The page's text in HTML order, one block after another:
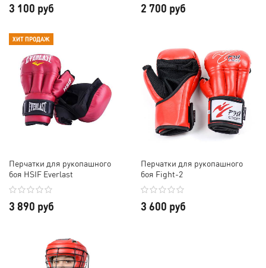
3 100 руб 2 700 руб
ХИТ ПРОДАЖ
Перчатки для рукопашного
боя HSIF Everlast
3 890 руб
Перчатки для рукопашного
боя Fight-2
3 600 руб